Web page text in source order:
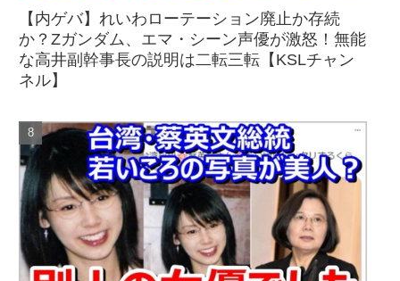
【内ゲバ】れいわローテーション廃止か存続
か？Zガンダム、エマ・シーン声優が激怒！無能
な高井副幹事長の説明は二転三転【KSLチャン
ネル】